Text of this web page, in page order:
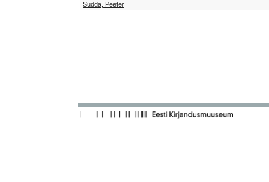
Südda, Peeter